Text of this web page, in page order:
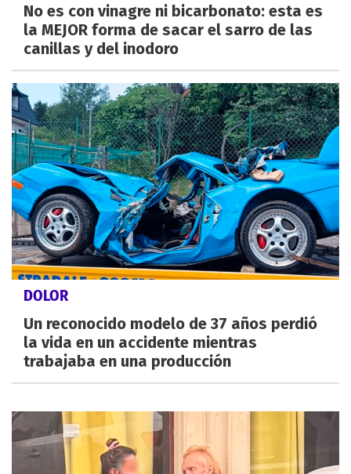
No es con vinagre ni bicarbonato: esta es
la MEJOR forma de sacar el sarro de las
canillas y del inodoro
DOLOR
Un reconocido modelo de 37 años perdió
la vida en un accidente mientras
trabajaba en una producción